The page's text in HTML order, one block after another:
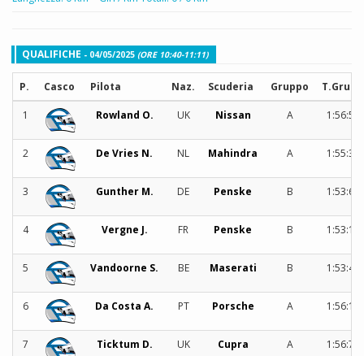
QUALIFICHE - 04/05/2025 (ORE 10:40-11:11)
P. Casco Pilota Naz. Scuderia Gruppo
1 Rowland O. UK Nissan A
2 De Vries N. NL Mahindra A
3 Gunther M. DE Penske B
4 Vergne J. FR Penske B
5 Vandoorne S. BE Maserati B
6 Da Costa A. PT Porsche A
7 Ticktum D. UK Cupra A